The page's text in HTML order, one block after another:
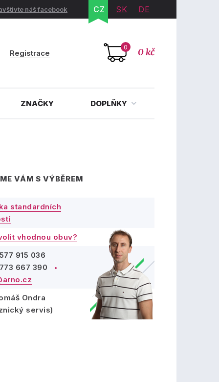
náš facebook CZ SK DE
0 0 kč
Registrace
ZNAČKY DOPLŇKY
VÁM S VÝBĚREM
standardních
vhodnou obuv?
915 036
667 390
Ondra
servis)